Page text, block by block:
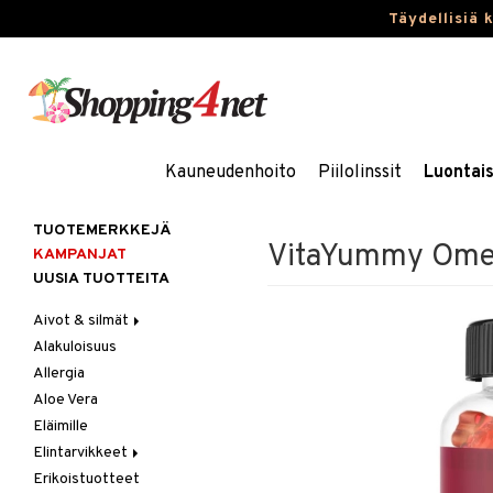
Täydellisiä
Kauneudenhoito Piilolinssit
VitaYummy
TUOTEMERKKEJÄ
KAMPANJAT
UUSIA TUOTTEITA
Aivot & silmät
Muisti
Rasvahapot
Silmät
Alakuloisuus
Allergia
Aloe Vera
Eläimille
Elintarvikkeet
Hedelmät & pähkinät
Erikoistuotteet